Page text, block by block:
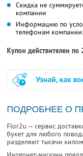
Скидка не
компании
Информацию по
телефонам компании:
Купон действителен по
Узнай, как
ПОДРОБНЕЕ О
Flor2u — сервис
букет для любого
разделяют тысячи